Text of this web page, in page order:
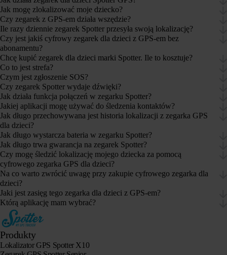
Jak mogę zlokalizować moje dziecko?
Czy zegarek z GPS-em działa wszędzie?
Ile razy dziennie zegarek Spotter przesyła swoją lokalizację?
Czy jest jakiś cyfrowy zegarek dla dzieci z GPS-em bez
abonamentu?
Chcę kupić zegarek dla dzieci marki Spotter. Ile to kosztuje?
Co to jest strefa?
Czym jest zgłoszenie SOS?
Czy zegarek Spotter wydaje dźwięki?
Jak działa funkcja połączeń w zegarku Spotter?
Jakiej aplikacji mogę używać do śledzenia kontaktów?
Jak długo przechowywana jest historia lokalizacji z zegarka GPS
dla dzieci?
Jak długo wystarcza bateria w zegarku Spotter?
Jak długo trwa gwarancja na zegarek Spotter?
Czy mogę śledzić lokalizację mojego dziecka za pomocą
cyfrowego zegarka GPS dla dzieci?
Na co warto zwrócić uwagę przy zakupie cyfrowego zegarka dla
dzieci?
Jaki jest zasięg tego zegarka dla dzieci z GPS-em?
Którą aplikację mam wybrać?
Produkty
Lokalizator GPS Spotter X10